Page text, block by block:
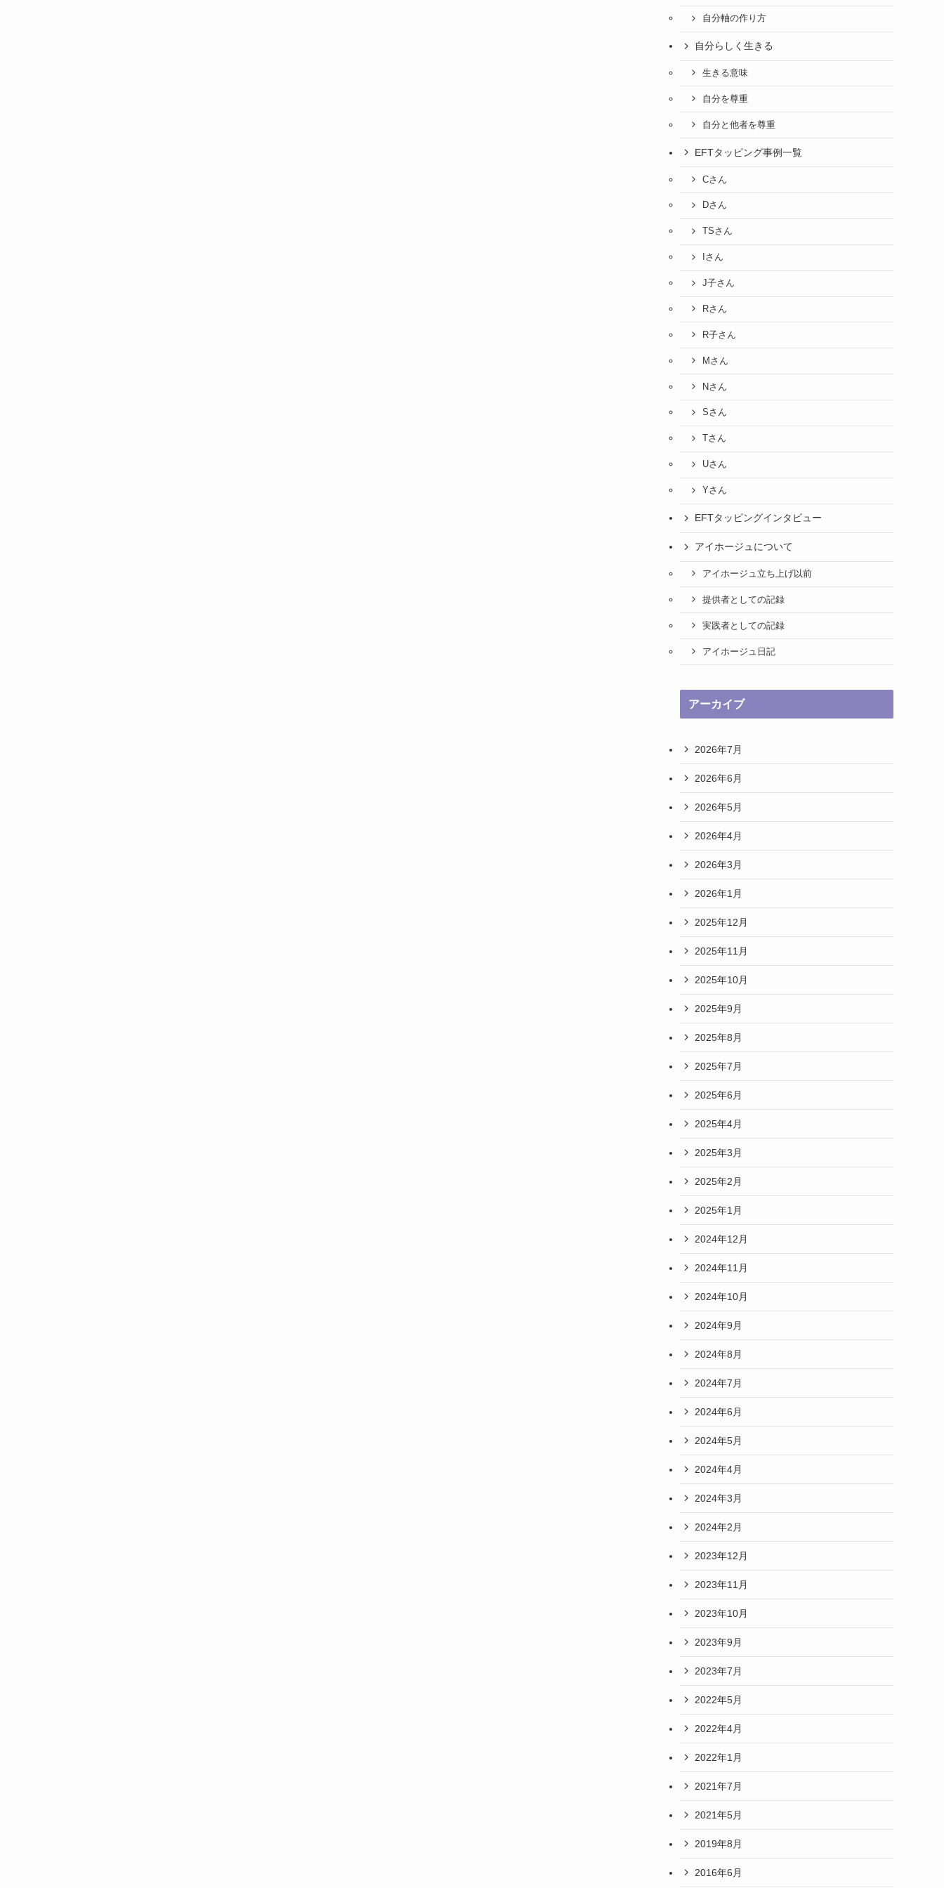
自分軸の作り方
自分らしく生きる
生きる意味
自分を尊重
自分と他者を尊重
EFTタッピング事例一覧
Cさん
Dさん
TSさん
Iさん
J子さん
Rさん
R子さん
Mさん
Nさん
Sさん
Tさん
Uさん
Yさん
EFTタッピングインタビュー
アイホージュについて
アイホージュ立ち上げ以前
提供者としての記録
実践者としての記録
アイホージュ日記
アーカイブ
2026年7月
2026年6月
2026年5月
2026年4月
2026年3月
2026年1月
2025年12月
2025年11月
2025年10月
2025年9月
2025年8月
2025年7月
2025年6月
2025年4月
2025年3月
2025年2月
2025年1月
2024年12月
2024年11月
2024年10月
2024年9月
2024年8月
2024年7月
2024年6月
2024年5月
2024年4月
2024年3月
2024年2月
2023年12月
2023年11月
2023年10月
2023年9月
2023年7月
2022年5月
2022年4月
2022年1月
2021年7月
2021年5月
2019年8月
2016年6月